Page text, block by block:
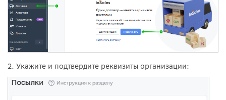
2. Укажите и подтвердите реквизиты организации: